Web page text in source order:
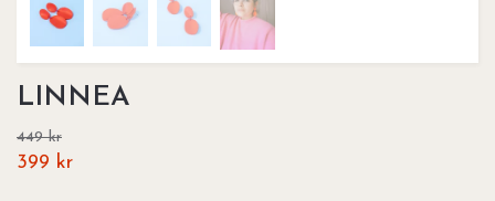
LINNEA
449 kr
399 kr